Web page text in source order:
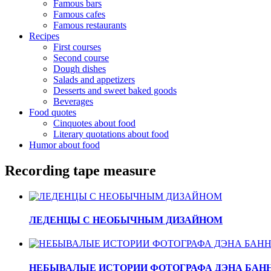
Famous bars
Famous cafes
Famous restaurants
Recipes
First courses
Second course
Dough dishes
Salads and appetizers
Desserts and sweet baked goods
Beverages
Food quotes
Cinquotes about food
Literary quotations about food
Humor about food
Recording tape measure
ЛЕДЕНЦЫ С НЕОБЫЧНЫМ ДИЗАЙНОМ
НЕБЫВАЛЫЕ ИСТОРИИ ФОТОГРАФА ДЭНА